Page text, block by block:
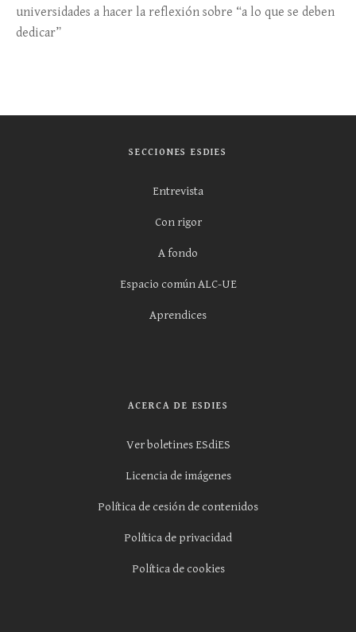
universidades a hacer la reflexión sobre “a lo que se deben
dedicar”
SECCIONES ESDIES
Entrevista
Con rigor
A fondo
Espacio común ALC-UE
Aprendices
ACERCA DE ESDIES
Ver boletines ESdiES
Licencia de imágenes
Política de cesión de contenidos
Política de privacidad
Política de cookies